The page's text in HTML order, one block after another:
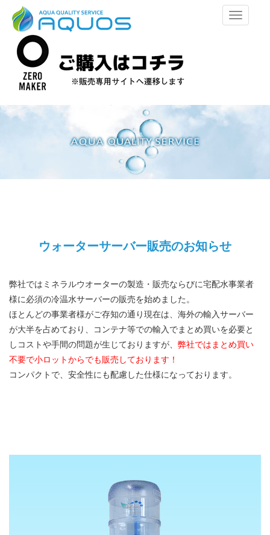
メ
ウォーターサーバー販売のお知らせ
弊社ではミネラルウオーターの製造・販売ならびに宅配水事業者
様に必須の冷温水サーバーの販売を始めました。
ほとんどの事業者様がご存知の通り現在は、海外の輸入サーバー
が大半を占めており、コンテナ等での輸入でまとめ買いを必要と
しコストや手間の問題が生じておりますが、 弊社ではまとめ買い
不要で小ロットからでも販売しております！
コンパクトで、安全性にも配慮した仕様になっております。